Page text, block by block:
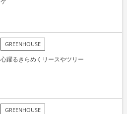
GREENHOUSE
心躍るきらめくリースやツリー
GREENHOUSE